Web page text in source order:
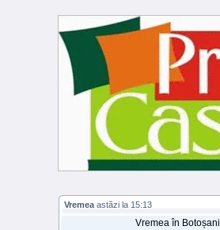
Vremea astăzi la 15:13
Vremea în Botoșani